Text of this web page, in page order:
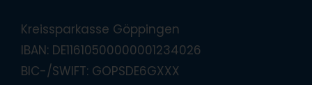
Kreissparkasse Göppingen
IBAN: DE11610500000001234026
BIC-/SWIFT: GOPSDE6GXXX